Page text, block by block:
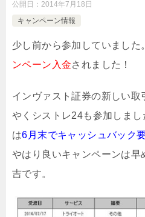
公開日： 2014年7月18日
キャンペーン情報
少し前から参加していました
ンペーン入金されました！
インヴァスト証券の新しい取
やくシストレ24も参加しま
は6月末でキャッシュバック
やはり良いキャンペーンは早
吉です。